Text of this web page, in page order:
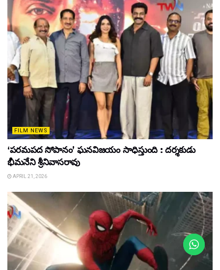
FILM NEWS
‘పరమపద సోపానం’ ఘనవిజయం సాధిస్తుంది : దర్శకుడు
భీమనేని శ్రీనివాసరావు
APRIL 21, 2026